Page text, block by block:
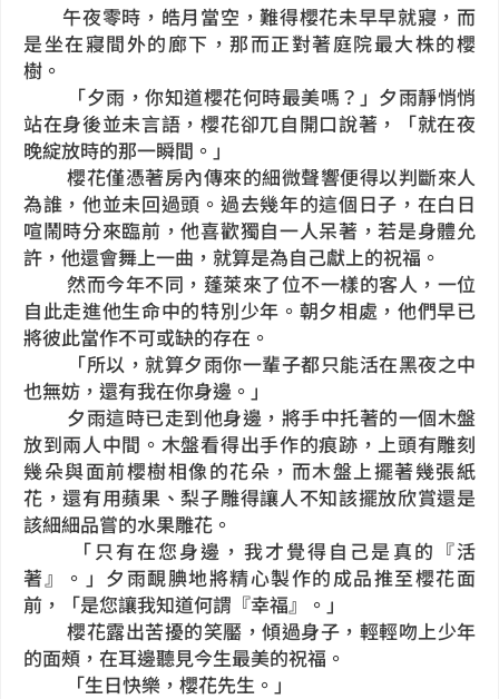
午夜零時，皓月當空，難得櫻花未早早就寢，而
是坐在寢間外的廊下，那而正對著庭院最大株的櫻
樹。
「夕雨，你知道櫻花何時最美嗎？」夕雨靜悄悄
站在身後並未言語，櫻花卻兀自開口說著，
「就在夜
晚綻放時的那一瞬間。」
櫻花僅憑著房內傳來的細微聲響便得以判斷來人
為誰，他並未回過頭。過去幾年的這個日子，在白日
喧鬧時分來臨前，他喜歡獨自一人呆著，若是身體允
許，他還會舞上一曲，就算是為自己獻上的祝福。
然而今年不同，蓬萊來了位不一樣的客人，一位
自此走進他生命中的特別少年。朝夕相處，他們早已
將彼此當作不可或缺的存在。
「所以，就算夕雨你一輩子都只能活在黑夜之中
也無妨，還有我在你身邊。」
夕雨這時已走到他身邊，將手中托著的一個木盤
放到兩人中間。木盤看得出手作的痕跡，上頭有雕刻
幾朵與面前櫻樹相像的花朵，而木盤上擺著幾張紙
花，還有用蘋果、梨子雕得讓人不知該擺放欣賞還是
該細細品嘗的水果雕花。
「只有在您身邊，我才覺得自己是真的『活
著』。」夕雨靦腆地將精心製作的成品推至櫻花面
前，「是您讓我知道何謂『幸福』。」
櫻花露出苦擾的笑靨，傾過身子，輕輕吻上少年
的面頰，在耳邊聽見今生最美的祝福。
「生日快樂，櫻花先生。」